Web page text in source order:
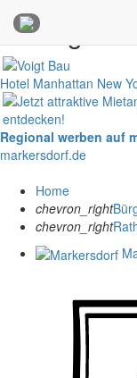
Anzeigen
Hotel Manhattan New
Regional werben auf
markersdorf.de
Home
chevron_right
chevron_right